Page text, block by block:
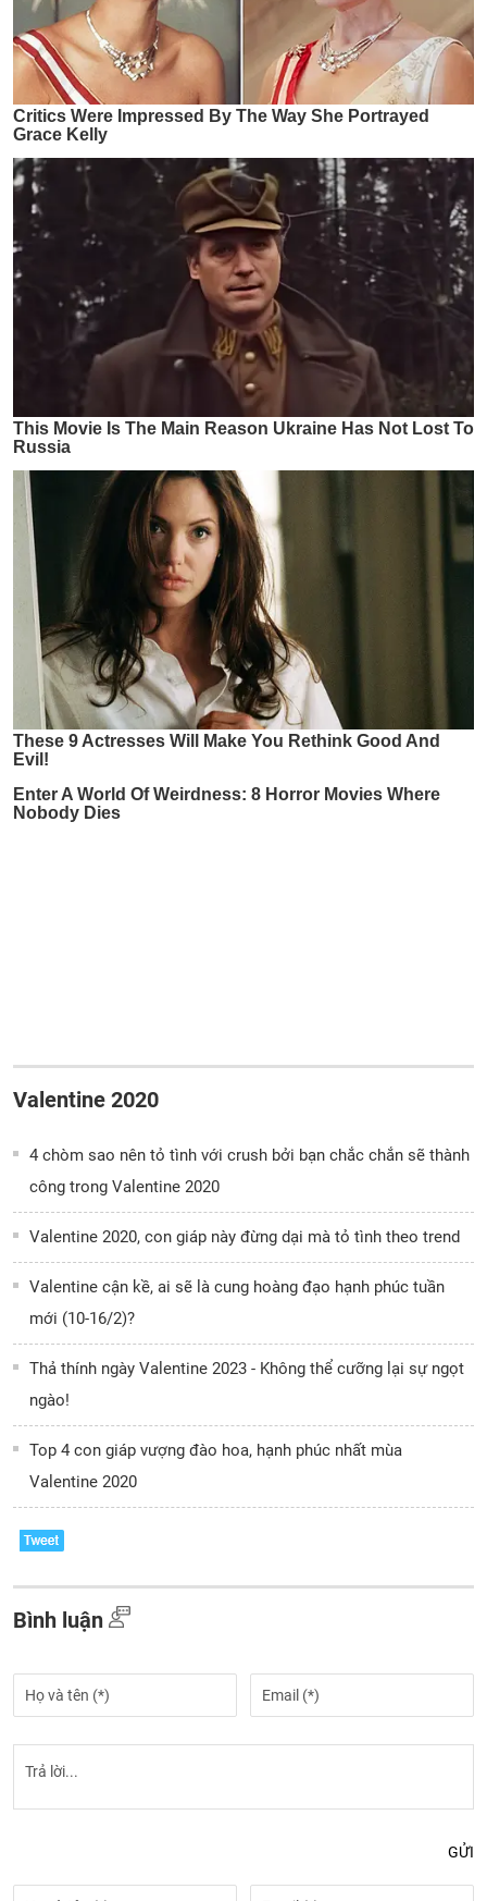
Valentine 2020
4 chòm sao nên tỏ tình với crush bởi bạn chắc chắn sẽ thành
công trong Valentine 2020
Valentine 2020, con giáp này đừng dại mà tỏ tình theo trend
Valentine cận kề, ai sẽ là cung hoàng đạo hạnh phúc tuần
mới (10-16/2)?
Thả thính ngày Valentine 2023 - Không thể cưỡng lại sự ngọt
ngào!
Top 4 con giáp vượng đào hoa, hạnh phúc nhất mùa
Valentine 2020
Bình luận
GỬI